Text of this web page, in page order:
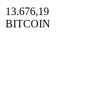
13.676,19
BITCOIN